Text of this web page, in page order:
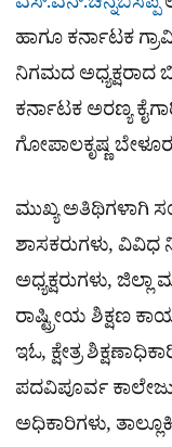
ಎಸ್.ಎನ್.ಚನ್ನಬಸಪ್ಪ
ಹಾಗೂ ಕರ್ನಾಟಕ
ನಿಗಮದ ಅಧ್ಯಕ್ಷರಾದ
ಕರ್ನಾಟಕ ಅರಣ್ಯ
ಗೋಪಾಲಕೃಷ್ಣ
ಮುಖ್ಯ ಅತಿಥಿಗಳಾಗಿ
ಶಾಸಕರುಗಳು,
ಅಧ್ಯಕ್ಷರುಗಳು, ಜಿಲ್ಲಾ
ರಾಷ್ಟ್ರೀಯ ಶಿಕ್ಷಣ
ಇಓ, ಕ್ಷೇತ್ರ
ಪದವಿಪೂರ್ವ
ಅಧಿಕಾರಿಗಳು,